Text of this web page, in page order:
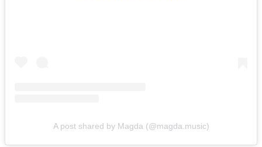
A post shared by Magda (@magda.music)